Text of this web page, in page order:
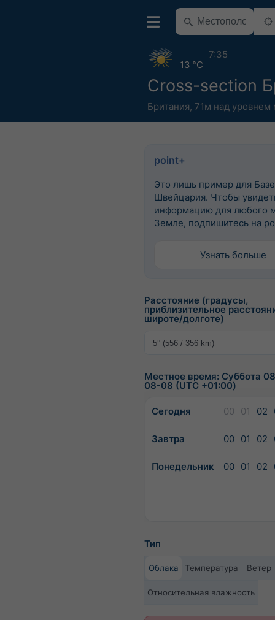
Cross-section
Британия, 71м над уровнем
13 °C
7:35
point+
Это лишь пример для
Швейцария. Чтобы
информацию для любого
Земле, подпишитесь на
Узнать больше
Расстояние (градусы,
приблизительное
широте/долготе)
Местное время: Суббота
08-08 (UTC +01:00)
Сегодня 00 01 02
Завтра 00 01 02
Понедельник 00 01 02
Тип
Облака Температура Ветер
Относительная влажность